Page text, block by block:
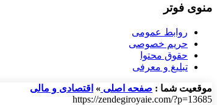
منوی فوتر
روابط عمومی
حریم خصوصی
حقوق محتوا
تبلیغ و معرفی
موقعیت شما : صفحه اصلی » اقتصادی و مالی
https://zendegiroyaie.com/?p=13685